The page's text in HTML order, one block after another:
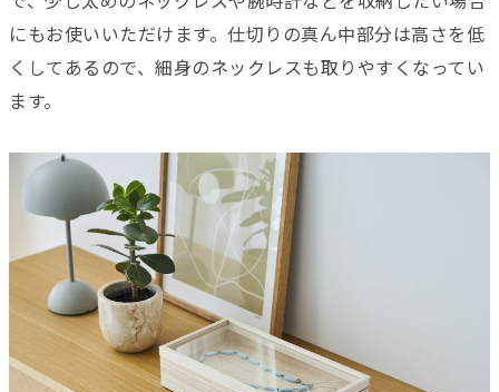
にもお使いいただけます。仕切りの真ん中部分は高さを低
くしてあるので、細身のネックレスも取りやすくなってい
ます。